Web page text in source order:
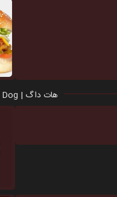
هات داگ | Hot Dog